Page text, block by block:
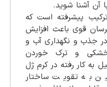
آن آشنا شوید.
پیشرفته است که
قوی باعث افزایش
جذب و نگهداری آب و
و ترک خوردن
به کار رفته در کرم ژل
به تقویت ساختار